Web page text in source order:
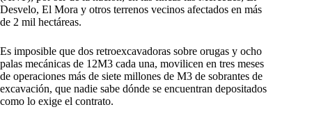
Desvelo, El Mora y otros terrenos vecinos afectados en más
de 2 mil hectáreas.
Es imposible que dos retroexcavadoras sobre orugas y ocho
palas mecánicas de 12M3 cada una, movilicen en tres meses
de operaciones más de siete millones de M3 de sobrantes de
excavación, que nadie sabe dónde se encuentran depositados
como lo exige el contrato.